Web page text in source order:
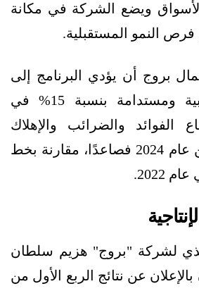
ويضع الشركة في مكانة
فرص النمو المستقبلية.
بروج أن يؤدي البرنامج إلى
تحقيق نتائج إيجابية ومستدامة بنسبة 15% في
الفوائد والضرائب والإهلاك
والاستهلاك بدءًا من عام 2024 فصاعدًا، مقارنة بخط
2022.
لشركة "بروج" هزيم سلطان
عن نتائج الربع الأول من